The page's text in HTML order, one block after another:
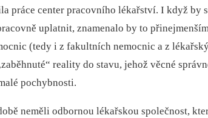
práce center pracovního lékařství. I když by
uplatnit, znamenalo by to
(tedy i z fakultních nemocnic a z
reality do stavu, jehož věcné
pochybnosti.
neměli odbornou lékařskou společnost,